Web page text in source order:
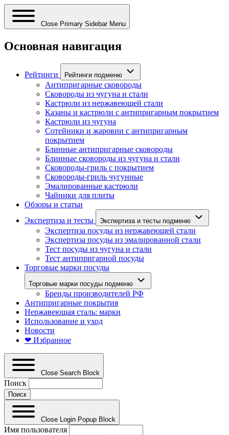
Close Primary Sidebar Menu
Основная навигация
Рейтинги Рейтинги подменю
Антипригарные сковороды
Сковороды из чугуна и стали
Кастрюли из нержавеющей стали
Казаны и кастрюли с антипригарным покрытием
Кастрюли из чугуна
Сотейники и жаровни с антипригарным
покрытием
Блинные антипригарные сковороды
Блинные сковороды из чугуна и стали
Сковороды-гриль с покрытием
Сковороды-гриль чугунные
Эмалированные кастрюли
Чайники для плиты
Обзоры и статьи
Экспертиза и тесты
Экспертиза и тесты подменю
Экспертиза посуды из нержавеющей стали
Экспертиза посуды из эмалированной стали
Тест посуды из чугуна и стали
Тест антипригарной посуды
Торговые марки посуды
Торговые марки посуды подменю
Бренды производителей РФ
Антипригарные покрытия
Нержавеющая сталь: марки
Использование и уход
Новости
❤ Избранное
Close Search Block
Поиск
Close Login Popup Block
Имя пользователя